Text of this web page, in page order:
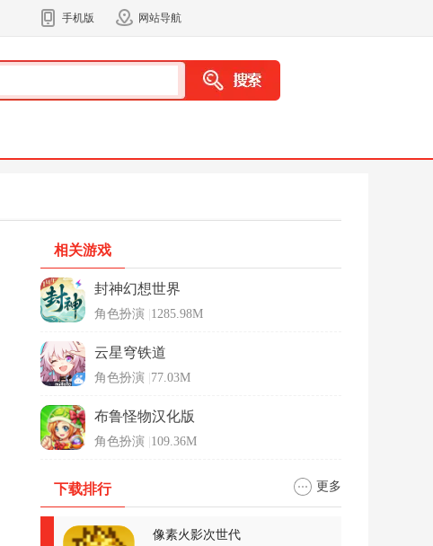
手机版 网站导航
相关游戏
封神幻想世界
角色扮演 1285.98M
云星穹铁道
角色扮演 77.03M
布鲁怪物汉化版
角色扮演 109.36M
下载排行 更多
像素火影次世代